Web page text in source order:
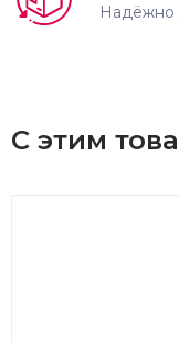
Надёжно
С этим